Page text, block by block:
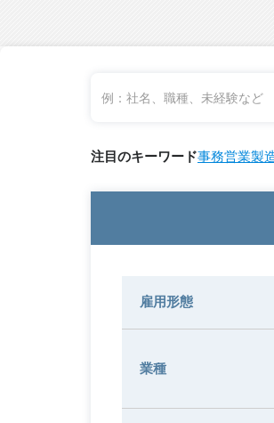
注目のキーワード事務営業製
雇用形態
業種